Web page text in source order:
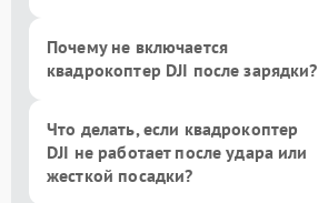
Почему не включается
квадрокоптер DJI после зарядки?
Что делать, если квадрокоптер
DJI не работает после удара или
жесткой посадки?